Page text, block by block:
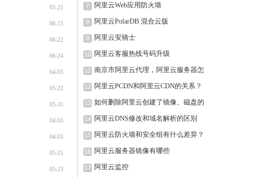
05-21
06-15
06-22
06-24
04-03
05-22
05-31
04-03
04-03
05-21
05-23
7 阿里云Web应用防火墙
8 阿里云PolarDB 混合云版
9 阿里云安骑士
10 阿里云客服热线号码升级
11 南京市阿里云代理，阿里云服务器怎
12 阿里云PCDN和阿里云CDN的关系？
13 如何删除阿里云创建了镜像、磁盘的
14 阿里云DNS修改和域名解析的区别
15 阿里云防火墙和安全组有什么差异？
16 阿里云服务器镜像有哪些
17 阿里云监控